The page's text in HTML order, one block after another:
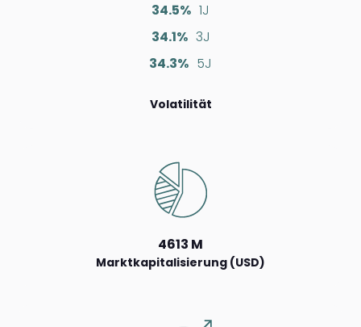
34.5% 1J
34.1% 3J
34.3% 5J
Volatilität
4613 M
Marktkapitalisierung (USD)